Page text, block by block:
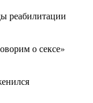
реабилитации
о сексе»